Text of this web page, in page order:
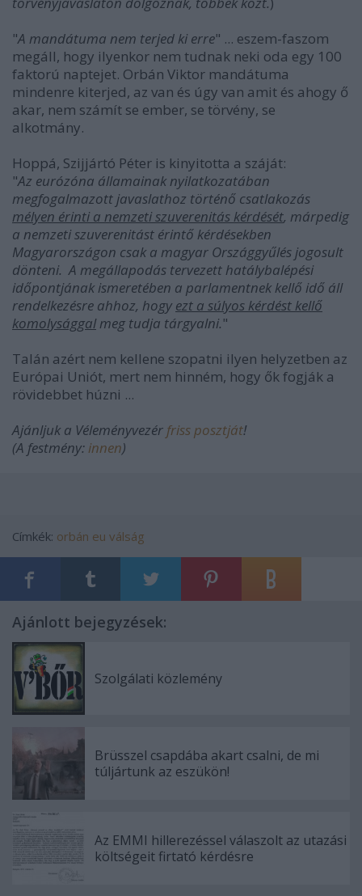
"A mandátuma nem terjed ki erre" ... eszem-faszom
megáll, hogy ilyenkor nem tudnak neki oda egy 100
faktorú naptejet. Orbán Viktor mandátuma
mindenre kiterjed, az van és úgy van amit és ahogy ő
akar, nem számít se ember, se törvény, se
alkotmány.
Hoppá, Szijjártó Péter is kinyitotta a száját:
"Az eurózóna államainak nyilatkozatában
megfogalmazott javaslathoz történő csatlakozás
mélyen érinti a nemzeti szuverenitás kérdését, márpedig
a nemzeti szuverenitást érintő kérdésekben
Magyarországon csak a magyar Országgyűlés jogosult
dönteni. A megállapodás tervezett hatálybalépési
időpontjának ismeretében a parlamentnek kellő idő áll
rendelkezésre ahhoz, hogy ezt a súlyos kérdést kellő
komolysággalmeg tudja tárgyalni."
Talán azért nem kellene szopatni ilyen helyzetben az
Európai Uniót, mert nem hinném, hogy ők fogják a
rövidebbet húzni ...
Ajánljuk a Véleményvezér friss posztját!
(A festmény: innen)
Címkék: orbán eu válság
Ajánlott bejegyzések:
Szolgálati közlemény
Brüsszel csapdába akart csalni, de mi
túljártunk az eszükön!
Az EMMI hillerezéssel válaszolt az utazási
költségeit firtató kérdésre